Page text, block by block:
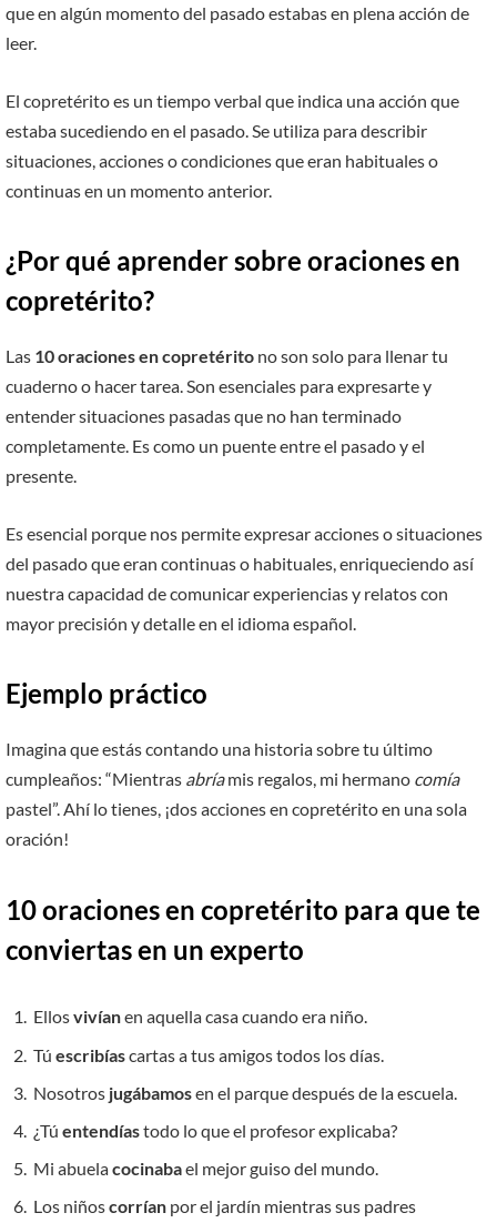
que en algún momento del pasado estabas en plena acción de
leer.
El copretérito es un tiempo verbal que indica una acción que
estaba sucediendo en el pasado. Se utiliza para describir
situaciones, acciones o condiciones que eran habituales o
continuas en un momento anterior.
¿Por qué aprender sobre oraciones en
copretérito?
Las 10 oraciones en copretérito no son solo para llenar tu
cuaderno o hacer tarea. Son esenciales para expresarte y
entender situaciones pasadas que no han terminado
completamente. Es como un puente entre el pasado y el
presente.
Es esencial porque nos permite expresar acciones o situaciones
del pasado que eran continuas o habituales, enriqueciendo así
nuestra capacidad de comunicar experiencias y relatos con
mayor precisión y detalle en el idioma español.
Ejemplo práctico
Imagina que estás contando una historia sobre tu último
cumpleaños: “Mientras abríamis regalos, mi hermano comía
pastel”. Ahí lo tienes, ¡dos acciones en copretérito en una sola
oración!
10 oraciones en copretérito para que te
conviertas en un experto
Ellosvivíanen aquella casa cuando era niño.
Tú escribíascartas a tus amigos todos los días.
Nosotros jugábamosen el parque después de la escuela.
¿Tú entendíastodo lo que el profesor explicaba?
Mi abuelacocinabael mejor guiso del mundo.
Los niñoscorrían por el jardín mientras sus padres